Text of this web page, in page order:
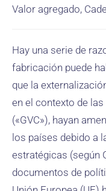
Valor agregado,
Hay una serie de
fabricación puede
que la
en el contexto de
(«GVC»), hayan
los países debido a
estratégicas (según
documentos de